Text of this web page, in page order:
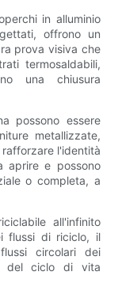
in alluminio
offrono un
prova visiva che
termosaldabili,
una chiusura
possono essere
metallizzate,
l'identità
aprire e possono
o completa, a
all'infinito
flussi di riciclo, il
circolari dei
del ciclo di vita